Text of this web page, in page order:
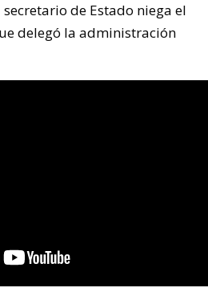
de Estado niega el
delegó la administración